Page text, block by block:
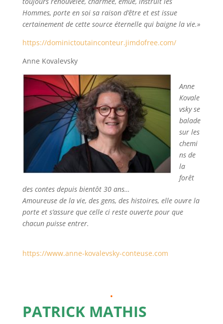
Hommes, porte en soi sa raison d’être et est issue
certainement de cette source éternelle qui baigne la vie.»
https://dominictoutainconteur.jimdofree.com/
Anne Kovalevsky
Anne
Kovale
vsky se
balade
sur les
chemi
ns de
la
forêt
des contes depuis bientôt 30 ans…
Amoureuse de la vie, des gens, des histoires, elle ouvre la
porte et s’assure que celle ci reste ouverte pour que
chacun puisse entrer.
https://www.anne-kovalevsky-conteuse.com
.
PATRICK MATHIS